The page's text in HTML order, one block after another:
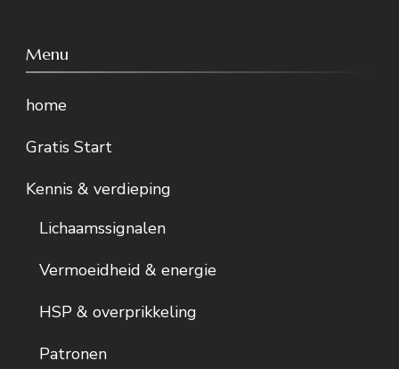
Menu
home
Gratis Start
Kennis & verdieping
Lichaamssignalen
Vermoeidheid & energie
HSP & overprikkeling
Patronen